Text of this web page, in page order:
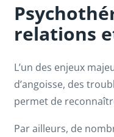
relations
L’un des enjeux
d’angoisse, des
permet de
Par ailleurs, de